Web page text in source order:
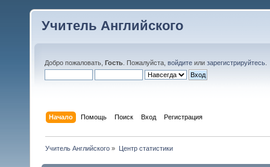
Учитель Английского
Добро пожаловать, Гость . Пожалуйста, войдите или зарегистрируйтесь
Начало Помощь Поиск Вход Регистрация
Учитель Английского » Центр статистики